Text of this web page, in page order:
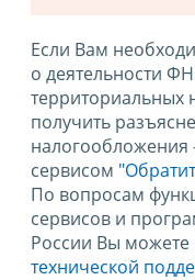
Если Вам
о деятельности
территориальных
получить
налогообложения
сервисом
По вопросам
сервисов и
России Вы можете
технической